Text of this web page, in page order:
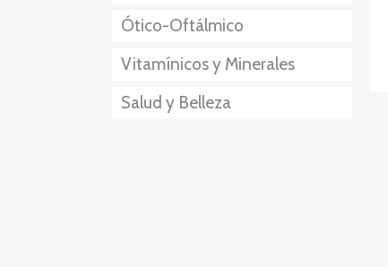
Ótico-Oftálmico
Vitamínicos y Minerales
Salud y Belleza